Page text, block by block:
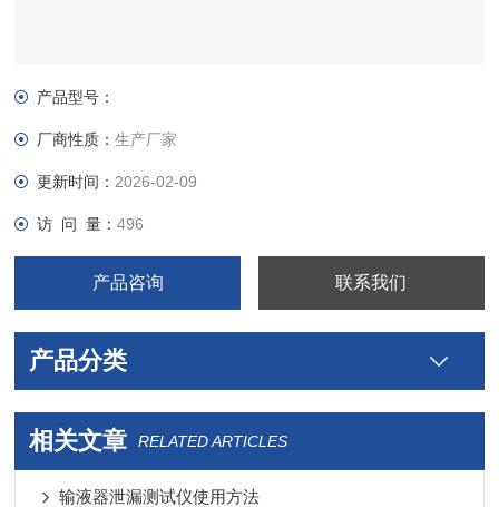
产品型号：
厂商性质：生产厂家
更新时间： 2026-02-09
访 问 量：496
产品咨询 联系我们
产品分类
相关文章 RELATED ARTICLES
输液器泄漏测试仪使用方法